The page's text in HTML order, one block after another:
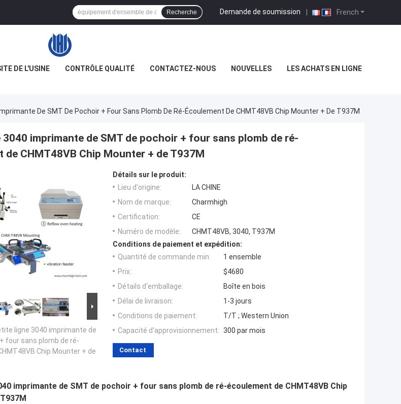
French
Demande de soumission |
Recherche
DE L'USINE CONTRÔLE QUALITÉ CONTACTEZ-NOUS NOUVELLES LES ACHATS EN LIGNE
De SMT De Pochoir + Four Sans Plomb De Ré-Écoulement De CHMT48VB Chip Mounter + De T937M
3040 imprimante de SMT de pochoir + four sans plomb de ré-
de CHMT48VB Chip Mounter + de T937M
ligne 3040 imprimante de
four sans plomb de ré-
Chip Mounter + de
Détails sur le produit:
Lieu d'origine:
LA CHINE
Nom de marque:
Charmhigh
Certification:
CE
Numéro de modèle:
CHMT48VB, 3040, T937M
Conditions de paiement et expédition:
Quantité de commande min:
1 ensemble
Prix:
$4680
Détails d'emballage:
Boîte en bois
Délai de livraison:
1-3 jours
Conditions de paiement:
T/T ; Western Union
Capacité d'approvisionnement: 300 par mois
Contact
imprimante de SMT de pochoir + four sans plomb de ré-écoulement de CHMT48VB Chip